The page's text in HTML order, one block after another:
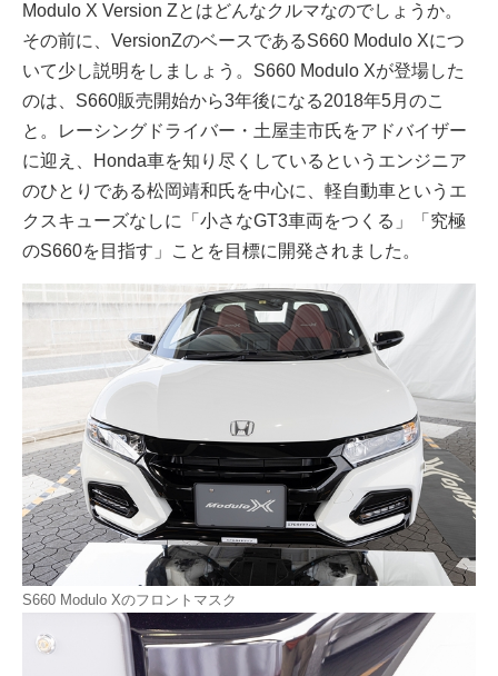
Modulo X Version Zとはどんなクルマなのでしょうか。
その前に、VersionZのベースであるS660 Modulo Xにつ
いて少し説明をしましょう。S660 Modulo Xが登場した
のは、S660販売開始から3年後になる2018年5月のこ
と。レーシングドライバー・土屋圭市氏をアドバイザー
に迎え、Honda車を知り尽くしているというエンジニア
のひとりである松岡靖和氏を中心に、軽自動車というエ
クスキューズなしに「小さなGT3車両をつくる」「究極
のS660を目指す」ことを目標に開発されました。
S660 Modulo Xのフロントマスク